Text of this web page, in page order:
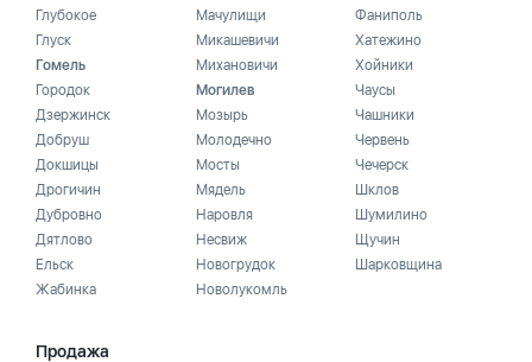
Глубокое
Глуск
Гомель
Городок
Дзержинск
Добруш
Докшицы
Дрогичин
Дубровно
Дятлово
Ельск
Жабинка
Мачулищи
Микашевичи
Михановичи
Могилев
Мозырь
Молодечно
Мосты
Мядель
Наровля
Несвиж
Новогрудок
Новолукомль
Фаниполь
Хатежино
Хойники
Чаусы
Чашники
Червень
Чечерск
Шклов
Шумилино
Щучин
Шарковщина
Продажа